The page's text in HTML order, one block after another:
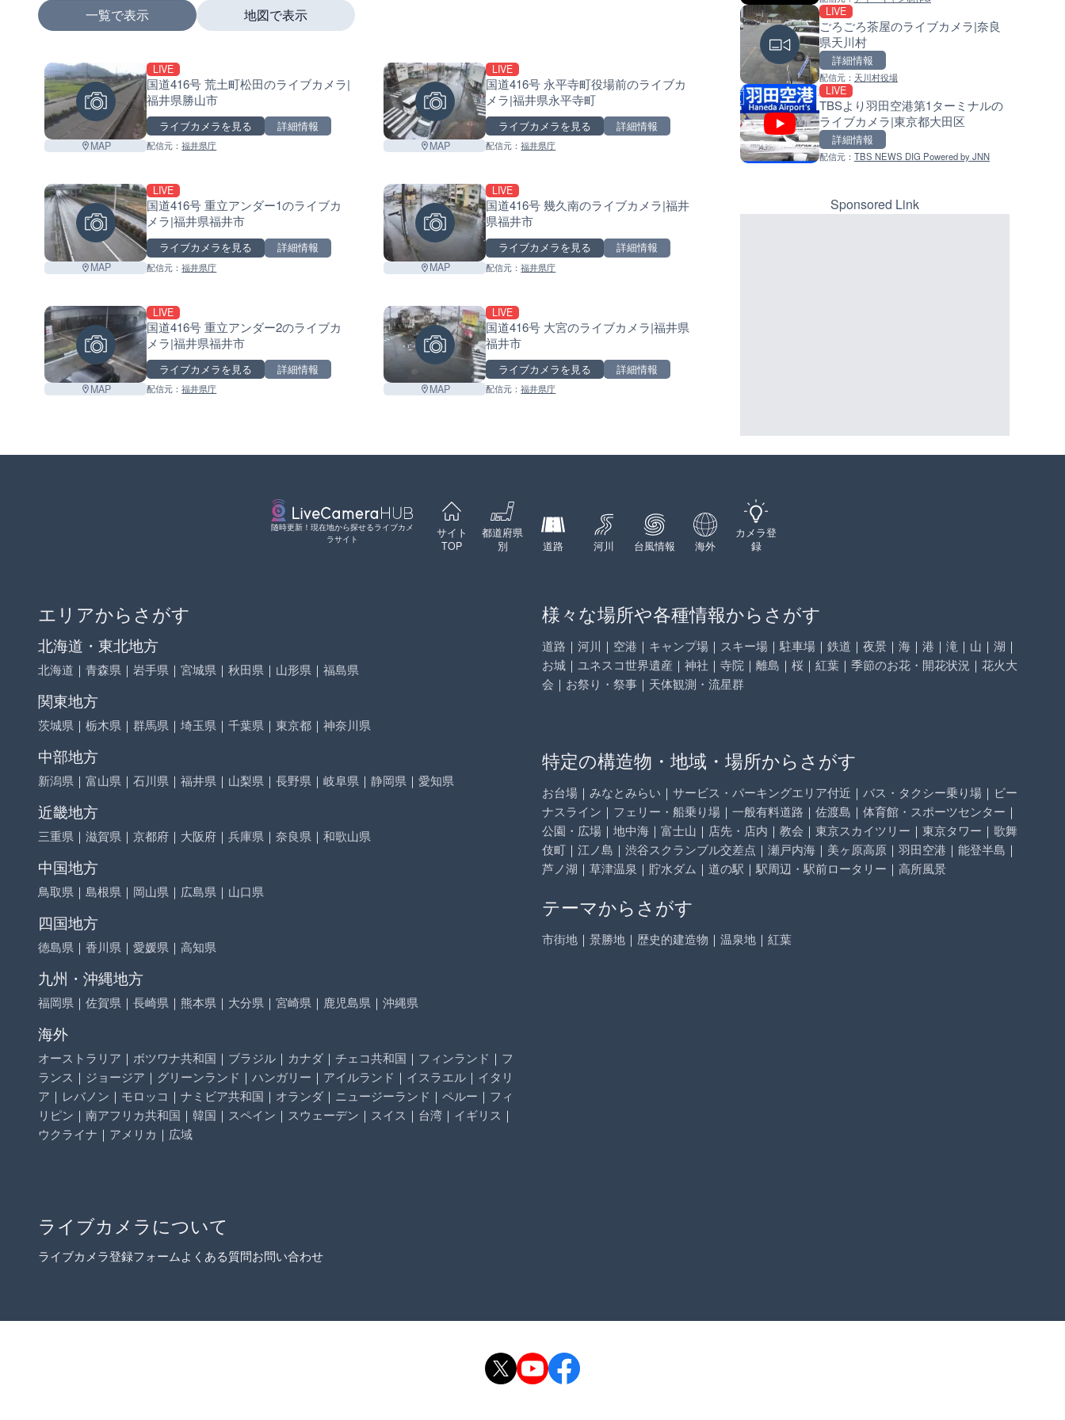
一覧で表示
MAP
LIVE
国道416号 荒土町松田のライブカメラ|
福井県勝山市
ライブカメラを見る 詳細情報
配信元：福井県庁 MAP
LIVE
国道416号 永平寺町役場前のライブカ
メラ|福井県永平寺町
ライブカメラを見る 詳細情報
配信元：福井県庁
MAP
LIVE
国道416号 重立アンダー1のライブカ
メラ|福井県福井市
ライブカメラを見る 詳細情報
配信元：福井県庁 MAP
LIVE
国道416号 幾久南のライブカメラ|福井
県福井市
ライブカメラを見る 詳細情報
配信元：福井県庁
MAP
LIVE
国道416号 重立アンダー2のライブカ
メラ|福井県福井市
ライブカメラを見る 詳細情報
配信元：福井県庁 MAP
LIVE
国道416号 大宮のライブカメラ|福井県
福井市
ライブカメラを見る 詳細情報
配信元：福井県庁
地図で表示
+
Leaflet|©GoogleMapcontributors
マーカーをクリックするとラ
イブカメラの詳細が表示されま
LIVE
ごろごろ茶屋のライブカメラ|奈良
県天川村
詳細情報
配信元： 天川村役場
LIVE
TBSより羽田空港第1ターミナルの
ライブカメラ|東京都大田区
詳細情報
配信元： TBS NEWS DIG Powered by JNN
日本全国・緊急地震速報のラ
Impaxビル付近から歌舞伎町
のライブカメラ|東京都新宿区
配信元：歌舞伎町ゴジラ前ライブ
ライブカメラ|東京都大田区
詳細情報
常呂川 鹿ノ子ダムのライブカ
天塩川 岩尾内ダムのライブカ
北海道士別市
配信元：国土交通省 北海道開発局
ラ|東京都品川区
詳細情報
Sponsored Link
随時更新！現在地から探せるライブカメ
ラサイト
サイト
TOP
都道府県
別
道路 河川 台風情報 海外
カメラ登
録
エリアからさがす
北海道・東北地方
北海道 ｜ 青森県 ｜ 岩手県 ｜ 宮城県 ｜ 秋田県 ｜ 山形県 ｜ 福島県
関東地方
茨城県 ｜ 栃木県 ｜ 群馬県 ｜ 埼玉県 ｜ 千葉県 ｜ 東京都 ｜ 神奈川県
中部地方
新潟県 ｜ 富山県 ｜ 石川県 ｜ 福井県 ｜ 山梨県 ｜ 長野県 ｜ 岐阜県 ｜ 静岡県 ｜ 愛知県
近畿地方
三重県 ｜ 滋賀県 ｜ 京都府 ｜ 大阪府 ｜ 兵庫県 ｜ 奈良県 ｜ 和歌山県
中国地方
鳥取県 ｜ 島根県 ｜ 岡山県 ｜ 広島県 ｜ 山口県
四国地方
徳島県 ｜ 香川県 ｜ 愛媛県 ｜ 高知県
九州・沖縄地方
福岡県 ｜ 佐賀県 ｜ 長崎県 ｜ 熊本県 ｜ 大分県 ｜ 宮崎県 ｜ 鹿児島県 ｜ 沖縄県
海外
オーストラリア ｜ ボツワナ共和国 ｜ ブラジル ｜ カナダ ｜ チェコ共和国 ｜ フィンランド ｜ フ
ランス ｜ ジョージア ｜ グリーンランド ｜ ハンガリー ｜ アイルランド ｜ イスラエル ｜ イタリ
ア ｜ レバノン ｜ モロッコ ｜ ナミビア共和国 ｜ オランダ ｜ ニュージーランド ｜ ペルー ｜ フィ
リピン ｜ 南アフリカ共和国 ｜ 韓国 ｜ スペイン ｜ スウェーデン ｜ スイス ｜ 台湾 ｜ イギリス ｜
ウクライナ ｜ アメリカ ｜ 広域
様々な場所や各種情報からさがす
道路 ｜ 河川 ｜ 空港 ｜ キャンプ場 ｜ スキー場 ｜ 駐車場 ｜ 鉄道 ｜ 夜景 ｜ 海 ｜ 港 ｜ 滝 ｜ 山 ｜ 湖 ｜
お城 ｜ ユネスコ世界遺産 ｜ 神社 ｜ 寺院 ｜ 離島 ｜ 桜 ｜ 紅葉 ｜ 季節のお花・開花状況 ｜ 花火大
会 ｜ お祭り・祭事 ｜ 天体観測・流星群
特定の構造物・地域・場所からさがす
お台場 ｜ みなとみらい ｜ サービス・パーキングエリア付近 ｜ バス・タクシー乗り場 ｜ ビー
ナスライン ｜ フェリー・船乗り場 ｜ 一般有料道路 ｜ 佐渡島 ｜ 体育館・スポーツセンター ｜
公園・広場 ｜ 地中海 ｜ 富士山 ｜ 店先・店内 ｜ 教会 ｜ 東京スカイツリー ｜ 東京タワー ｜ 歌舞
伎町 ｜ 江ノ島 ｜ 渋谷スクランブル交差点 ｜ 瀬戸内海 ｜ 美ヶ原高原 ｜ 羽田空港 ｜ 能登半島 ｜
芦ノ湖 ｜ 草津温泉 ｜ 貯水ダム ｜ 道の駅 ｜ 駅周辺・駅前ロータリー ｜ 高所風景
テーマからさがす
市街地 ｜ 景勝地 ｜ 歴史的建造物 ｜ 温泉地 ｜ 紅葉
ライブカメラについて
ライブカメラ登録フォームよくある質問お問い合わせ